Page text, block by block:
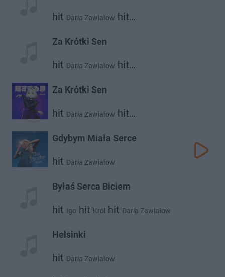
hit Daria Zawiałow hit
Za Krótki Sen
hit Daria Zawiałow hit
Za Krótki Sen
hit Daria Zawiałow hit
Gdybym Miała Serce
hit Daria Zawiałow
Byłaś Serca Biciem
hit Igo hit Król hit Daria Zawiałow
Helsinki
hit Daria Zawiałow